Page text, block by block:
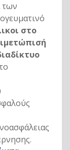
των
στο